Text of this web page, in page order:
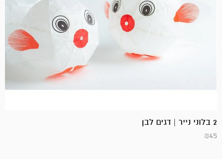
2 בלוני נייר | דגים לבן
₪45